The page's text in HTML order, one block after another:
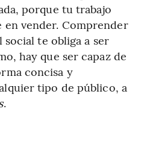
porque tu trabajo
en vender. Comprender
te obliga a ser
hay que ser capaz de
concisa y
tipo de público, a
.